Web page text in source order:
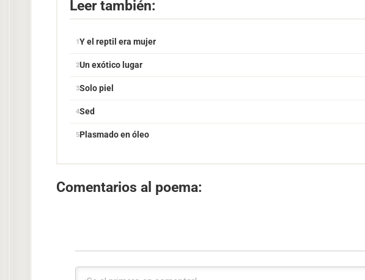
Leer también:
Y el reptil era mujer
Un exótico lugar
Solo piel
Sed
Plasmado en óleo
Comentarios al poema: